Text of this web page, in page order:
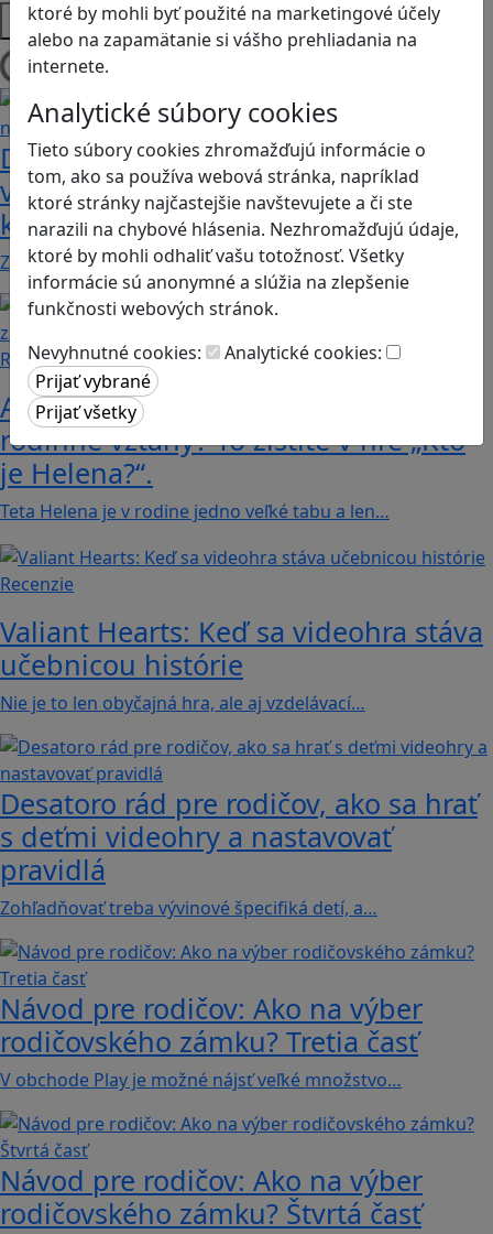
ktoré by mohli byť použité na marketingové účely
alebo na zapamätanie si vášho prehliadania na
internete.
Analytické súbory cookies
Tieto súbory cookies zhromažďujú informácie o
tom, ako sa používa webová stránka, napríklad
ktoré stránky najčastejšie navštevujete a či ste
narazili na chybové hlásenia. Nezhromažďujú údaje,
ktoré by mohli odhaliť vašu totožnosť. Všetky
informácie sú anonymné a slúžia na zlepšenie
funkčnosti webových stránok.
Nevyhnutné cookies:
Analytické cookies:
Platformy
Načítam blogy
Dobrodružstvá Mimi a Lízy vo
videohre? Dvojica neoddeliteľných
kamarátok už aj ako herné postavy
Značku Mimi a Líza by sme mohli označiť priam za…
Recenzie
Ako ovplyvnil komunistický režim
rodinné vzťahy? To zistíte v hre „Kto
je Helena?“.
Teta Helena je v rodine jedno veľké tabu a len…
Recenzie
Valiant Hearts: Keď sa videohra stáva
učebnicou histórie
Nie je to len obyčajná hra, ale aj vzdelávací…
Desatoro rád pre rodičov, ako sa hrať
s deťmi videohry a nastavovať
pravidlá
Zohľadňovať treba vývinové špecifiká detí, a…
Návod pre rodičov: Ako na výber
rodičovského zámku? Tretia časť
V obchode Play je možné nájsť veľké množstvo…
Návod pre rodičov: Ako na výber
rodičovského zámku? Štvrtá časť